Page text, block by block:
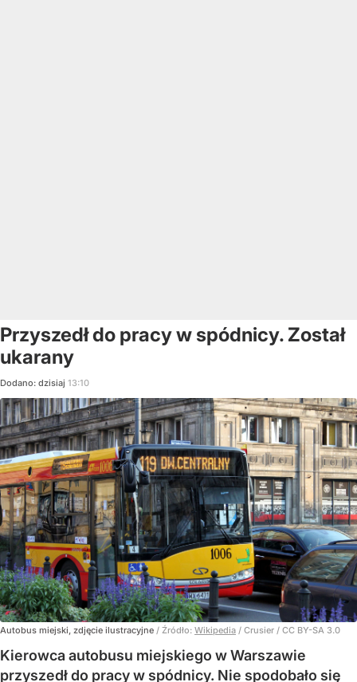
Przyszedł do pracy w spódnicy. Został
ukarany
Dodano: dzisiaj 13:10
Autobus miejski, zdjęcie ilustracyjne / Źródło: Wikipedia / Crusier / CC BY-SA 3.0
Kierowca autobusu miejskiego w Warszawie
przyszedł do pracy w spódnicy. Nie spodobało się